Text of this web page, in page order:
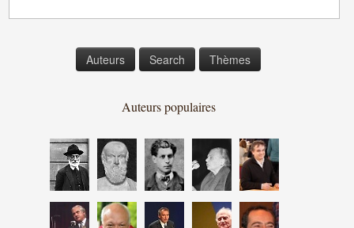
Auteurs Search Thèmes
Auteurs populaires